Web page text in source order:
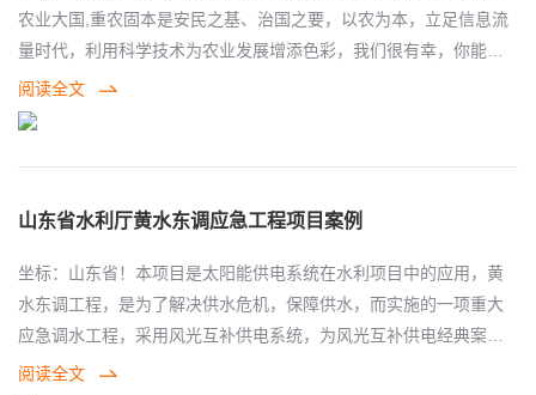
农业大国,重农固本是安民之基、治国之要，以农为本，立足信息流
量时代，利用科学技术为农业发展增添色彩，我们很有幸，你能在
蓝天白云的田地里看到我们。 本项目是太阳能供电系统在农业领域
的应用，信息科技和农业田地相结合的使用案例，项目名称云南长
虫情性诱雨量雨计监测设备进行太阳能供电，本项目因地制宜，根
且，成功的使用了磷酸铁锂电池，大大的提高了太阳能供电系统的
效率和使用寿命，从而，为整体设备提供了可靠的电力保障。
阅读全文
山东省水利厅黄水东调应急工程项目案例
坐标：山东省！本项目是太阳能供电系统在水利项目中的应用，黄
水东调工程，是为了解决供水危机，保障供水，而实施的一项重大
应急调水工程，采用风光互补供电系统，为风光互补供电经典案
例，前端负载设备为摄像机监控设备和传输设备，太阳能光伏组件
阅读全文